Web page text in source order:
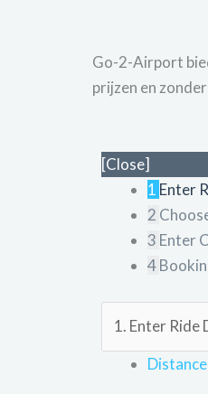
Go-2-Airport
prijzen en
[Close]
1 Enter
2
3 Enter
4
Distance